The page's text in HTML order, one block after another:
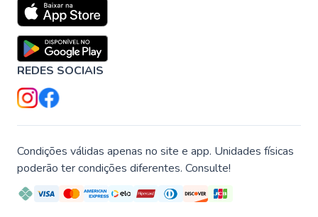
REDES SOCIAIS
Condições válidas apenas no site e app. Unidades físicas
poderão ter condições diferentes. Consulte!